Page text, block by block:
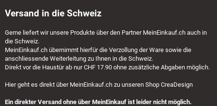
Versand in die Schweiz
Gerne liefert wir unsere Produkte über den Partner MeinEinkauf.ch auch in
die Schweiz.
MeinEinkauf.ch übernimmt hierfür die Verzollung der Ware sowie die
anschliessende Weiterleitung zu Ihnen in die Schweiz.
Direkt vor die Haustür ab nur CHF 17.90 ohne zusätzliche Abgaben möglich.
Hier geht es direkt über MeinEinkauf.ch zu unseren Shop CreaDesign
Ein direkter Versand ohne über MeinEinkauf ist leider nicht möglich.